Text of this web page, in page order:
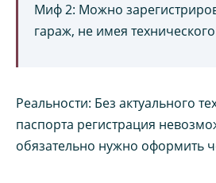
Миф 2: Можно
гараж, не имея
Реальности: Без актуального
паспорта регистрация
обязательно нужно оформить